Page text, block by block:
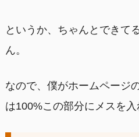
というか、ちゃんとできて
ん。
なので、僕がホームページ
は100%この部分にメスを入